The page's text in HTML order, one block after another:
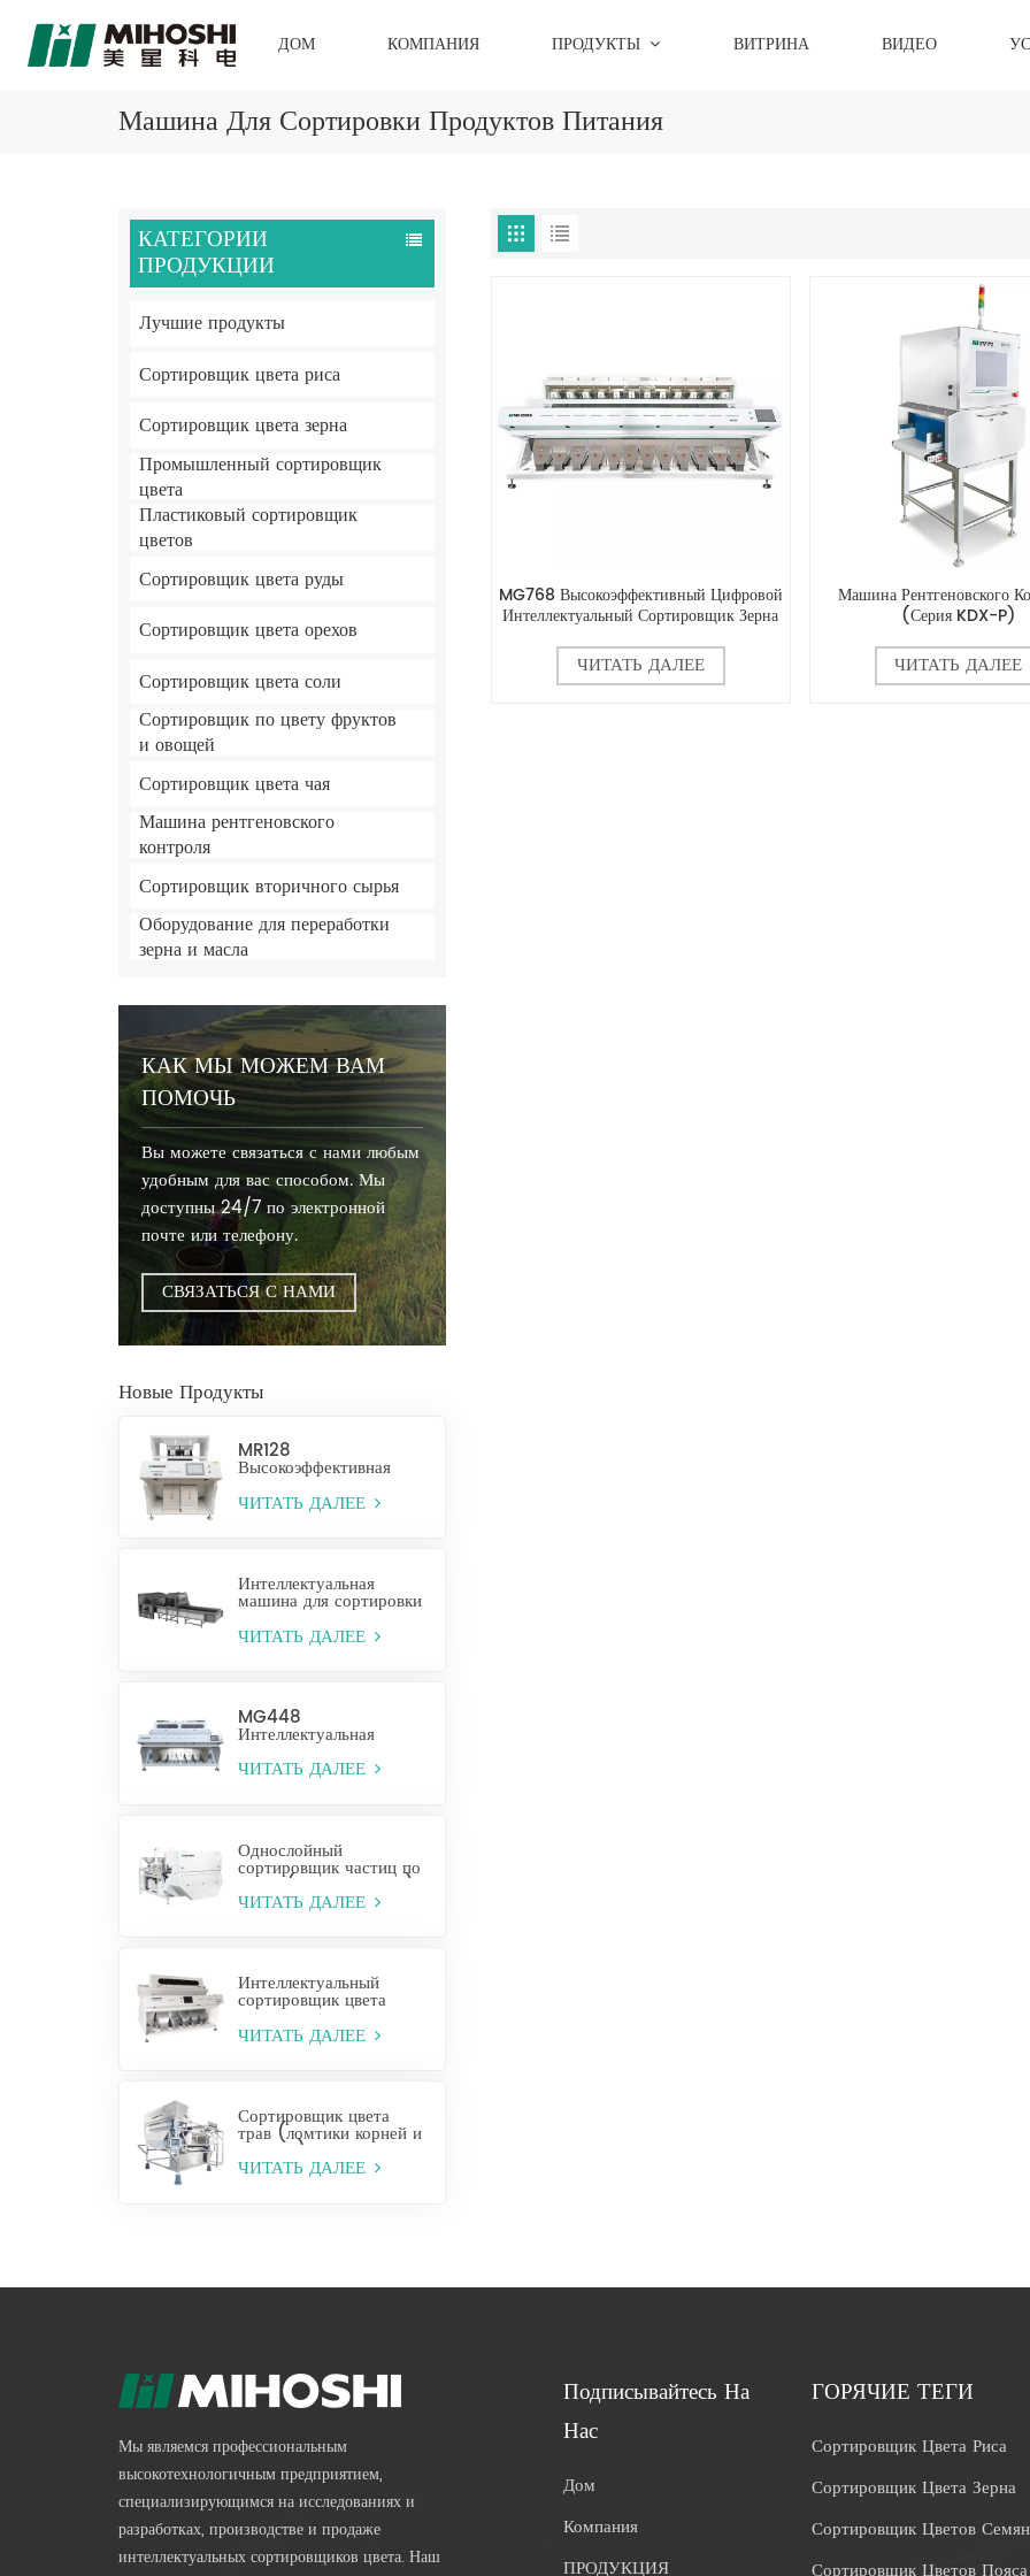
ДОМ КОМПАНИЯ ПРОДУКТЫ ВИТРИНА ВИДЕО
Машина Для Сортировки Продуктов Питания
КАТЕГОРИИ
ПРОДУКЦИИ
Лучшие продукты
Сортировщик цвета риса
Сортировщик цвета зерна
Промышленный сортировщик
цвета
Пластиковый сортировщик
цветов
Сортировщик цвета руды
Сортировщик цвета орехов
Сортировщик цвета соли
Сортировщик по цвету фруктов
и овощей
Сортировщик цвета чая
Машина рентгеновского
контроля
Сортировщик вторичного сырья
Оборудование для переработки
зерна и масла
КАК МЫ МОЖЕМ ВАМ
ПОМОЧЬ
Вы можете связаться с нами любым
удобным для вас способом. Мы
доступны 24/7 по электронной
почте или телефону.
СВЯЗАТЬСЯ С НАМИ
Новые Продукты
MR128
Высокоэффективная
сортировочная машина
для сортировки риса по
ЧИТАТЬ ДАЛЕЕ
Интеллектуальная
машина для сортировки
пластиковых бутылок
ЧИТАТЬ ДАЛЕЕ
MG448
Интеллектуальная
машина для сортировки
зерна по цвету CCD
ЧИТАТЬ ДАЛЕЕ
Однослойный
сортировщик частиц по
цвету (мокрый отбор)
ЧИТАТЬ ДАЛЕЕ
Интеллектуальный
сортировщик цвета
кешью
ЧИТАТЬ ДАЛЕЕ
Сортировщик цвета
трав (ломтики корней и
стеблей)
ЧИТАТЬ ДАЛЕЕ
MG768 Высокоэффективный Цифровой
Интеллектуальный Сортировщик Зерна
ЧИТАТЬ ДАЛЕЕ
Машина Рентгеновского
(серия KDX-P)
ЧИТАТЬ ДАЛЕЕ
Мы являемся профессиональным
высокотехнологичным предприятием,
специализирующимся на исследованиях и
разработках, производстве и продаже
интеллектуальных сортировщиков цвета. Наш
Подписывайтесь На
Нас
Дом
Компания
ПРОДУКЦИЯ
ГОРЯЧИЕ ТЕГИ
Сортировщик Цвета Риса
Сортировщик Цвета Зерна
Сортировщик Цветов Семян